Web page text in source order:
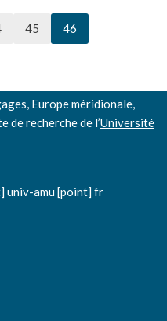
45 46
Europe méridionale,
de recherche de l’Université
univ-amu [point] fr